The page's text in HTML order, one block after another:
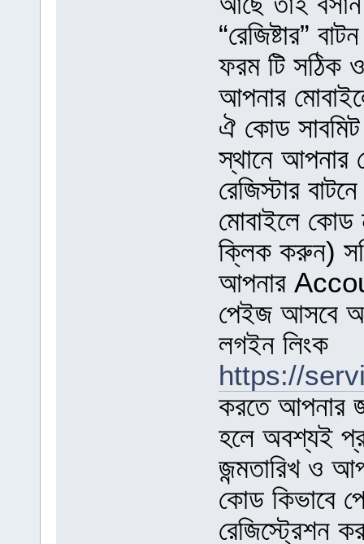
“রেজিষ্টার”
ফরম টি সঠিক
আপনার
ঐ কোড
স্থানে আপনার
রেজিস্টার
মোবাইলে
ক্লিক করুন)
আপনার
পেইজ আসবে
লগইন লিংক
https://
করতে আপনার
হলে অবশ্যই
জন্মতারিখ ও
কোড কিভাবে
রেজিস্ট্রেশন